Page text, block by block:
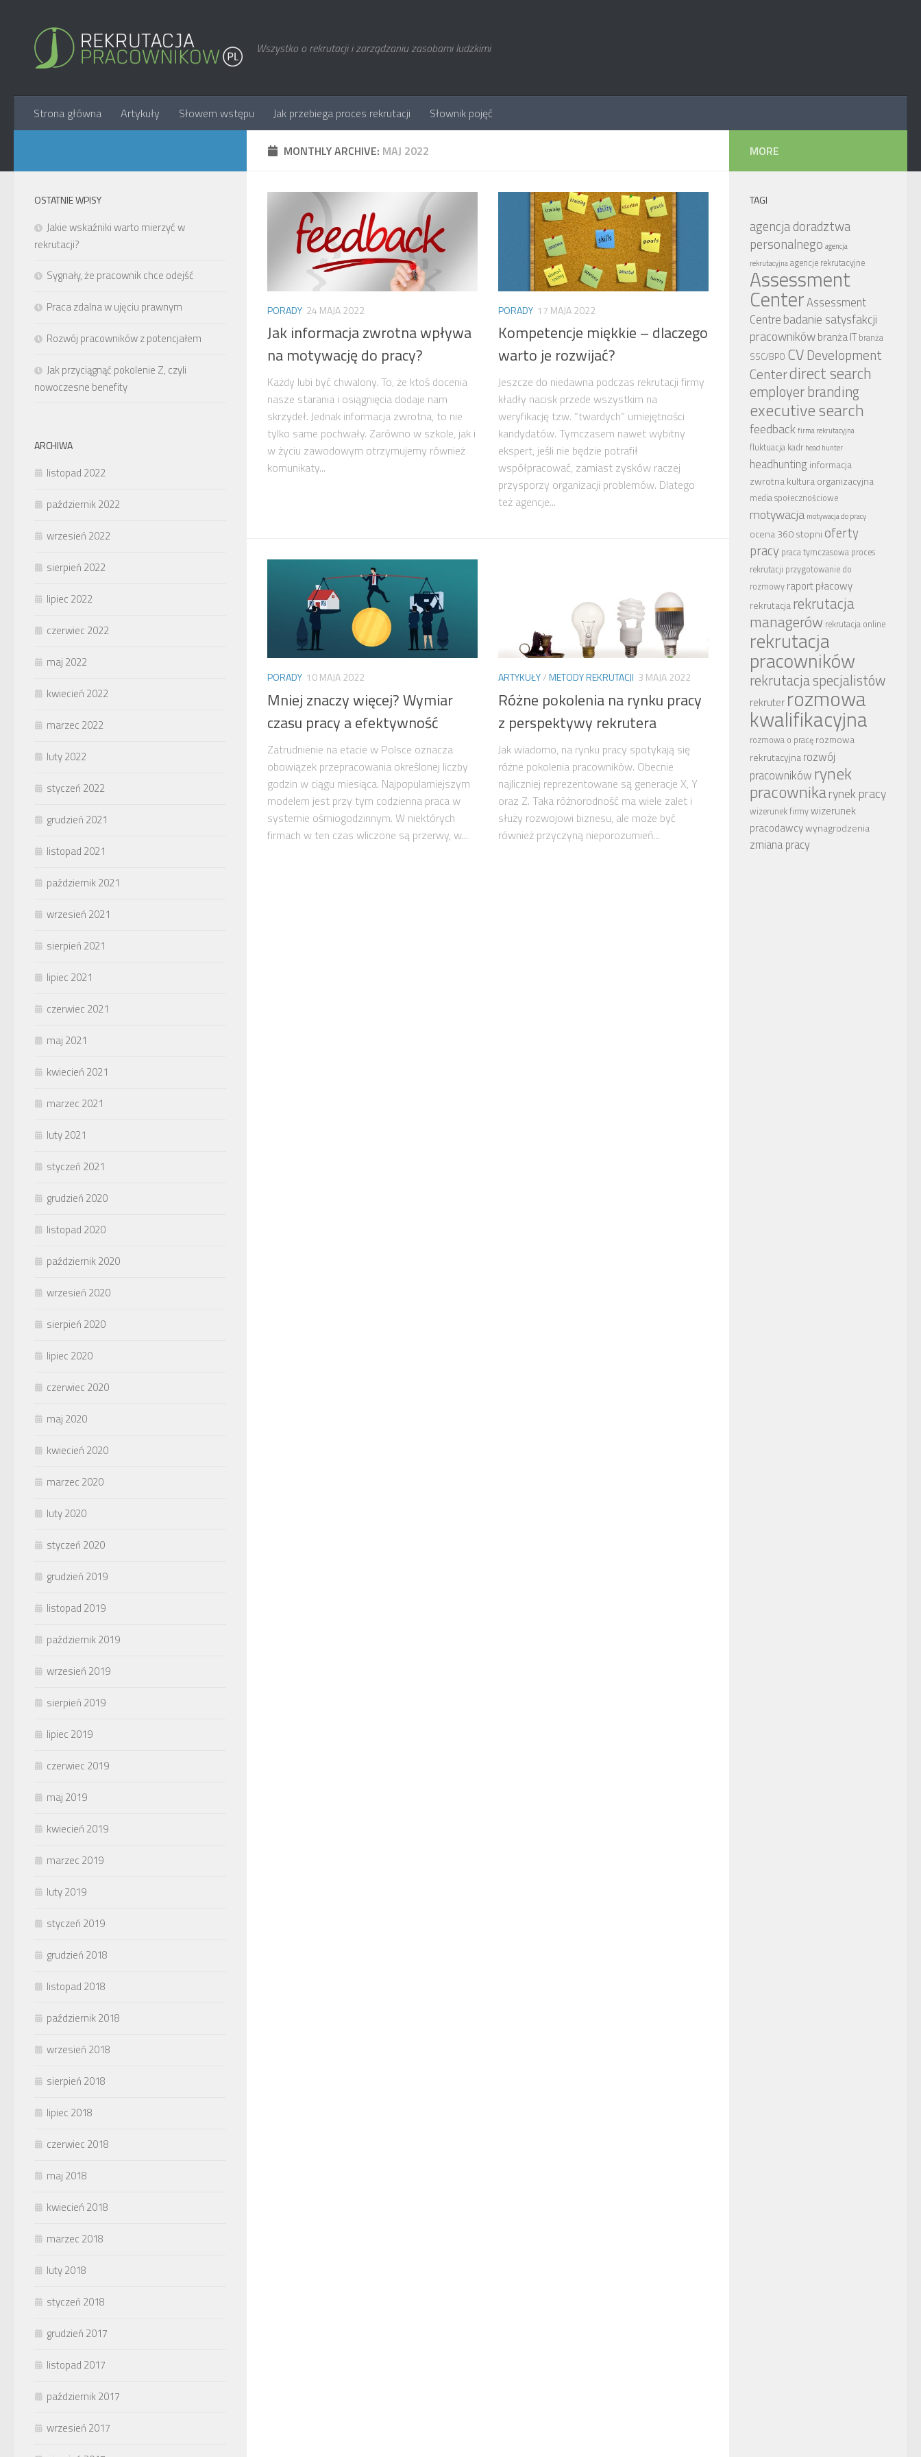
Wszystko o rekrutacji i zarządzaniu zasobami ludzkimi
Strona główna Artykuły Słowem wstępu Jak przebiega proces rekrutacji Słownik pojęć
MONTHLY ARCHIVE: MAJ 2022
PORADY 24 MAJA 2022
Jak informacja zwrotna wpływa
na motywację do pracy?
Każdy lubi być chwalony. To, że ktoś docenia
nasze starania i osiągnięcia dodaje nam
skrzydeł. Jednak informacja zwrotna, to nie
tylko same pochwały. Zarówno w szkole, jak i
w życiu zawodowym otrzymujemy również
komunikaty...
PORADY 17 MAJA 2022
Kompetencje miękkie – dlaczego
warto je rozwijać?
Jeszcze do niedawna podczas rekrutacji firmy
kładły nacisk przede wszystkim na
weryfikację tzw. “twardych” umiejętności
kandydatów. Tymczasem nawet wybitny
ekspert, jeśli nie będzie potrafił
współpracować, zamiast zysków raczej
przysporzy organizacji problemów. Dlatego
też agencje...
PORADY 10 MAJA 2022
Mniej znaczy więcej? Wymiar
czasu pracy a efektywność
Zatrudnienie na etacie w Polsce oznacza
obowiązek przepracowania określonej liczby
godzin w ciągu miesiąca. Najpopularniejszym
modelem jest przy tym codzienna praca w
systemie ośmiogodzinnym. W niektórych
firmach w ten czas wliczone są przerwy, w...
ARTYKUŁY/METODY REKRUTACJI 3 MAJA 2022
Różne pokolenia na rynku pracy
z perspektywy rekrutera
Jak wiadomo, na rynku pracy spotykają się
różne pokolenia pracowników. Obecnie
najliczniej reprezentowane są generacje X, Y
oraz Z. Taka różnorodność ma wiele zalet i
służy rozwojowi biznesu, ale może być
również przyczyną nieporozumień...
OSTATNIE WPISY
Jakie wskaźniki warto mierzyć w
rekrutacji?
Sygnały, że pracownik chce odejść
Praca zdalna w ujęciu prawnym
Rozwój pracowników z potencjałem
Jak przyciągnąć pokolenie Z, czyli
nowoczesne benefity
ARCHIWA
listopad 2022
październik 2022
wrzesień 2022
sierpień 2022
lipiec 2022
czerwiec 2022
maj 2022
kwiecień 2022
marzec 2022
luty 2022
styczeń 2022
grudzień 2021
listopad 2021
październik 2021
wrzesień 2021
sierpień 2021
lipiec 2021
czerwiec 2021
maj 2021
kwiecień 2021
marzec 2021
luty 2021
styczeń 2021
grudzień 2020
listopad 2020
październik 2020
wrzesień 2020
sierpień 2020
lipiec 2020
czerwiec 2020
maj 2020
kwiecień 2020
marzec 2020
luty 2020
styczeń 2020
grudzień 2019
listopad 2019
październik 2019
wrzesień 2019
sierpień 2019
lipiec 2019
czerwiec 2019
maj 2019
kwiecień 2019
marzec 2019
luty 2019
styczeń 2019
grudzień 2018
listopad 2018
październik 2018
wrzesień 2018
sierpień 2018
lipiec 2018
czerwiec 2018
maj 2018
kwiecień 2018
marzec 2018
luty 2018
styczeń 2018
grudzień 2017
listopad 2017
październik 2017
wrzesień 2017
MORE
TAGI
agencja doradztwa
personalnego agencja
rekrutacyjnaagencje rekrutacyjne
Assessment
CenterAssessment
Centre badanie satysfakcji
pracownikówbranża IT branża
SSC/BPO CV Development
Centerdirect search
employer branding
executive search
feedback firma rekrutacyjna
fluktuacja kadr head hunter
headhunting informacja
zwrotnakultura organizacyjna
media społecznościowe
motywacja motywacja do pracy
ocena 360 stopni oferty
pracy praca tymczasowa proces
rekrutacji przygotowanie do
rozmowy raport płacowy
rekrutacjarekrutacja
managerów rekrutacja online
rekrutacja
pracowników
rekrutacja specjalistów
rekruter rozmowa
kwalifikacyjna
rozmowa o pracę rozmowa
rekrutacyjnarozwój
pracowników rynek
pracownikarynek pracy
wizerunek firmywizerunek
pracodawcywynagrodzenia
zmiana pracy